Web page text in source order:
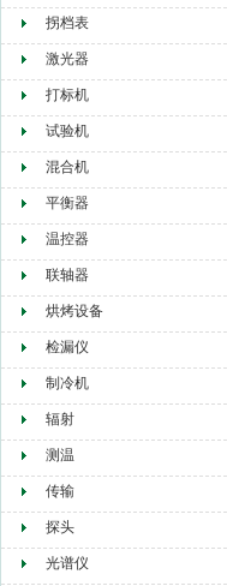
拐档表
激光器
打标机
试验机
混合机
平衡器
温控器
联轴器
烘烤设备
检漏仪
制冷机
辐射
测温
传输
探头
光谱仪